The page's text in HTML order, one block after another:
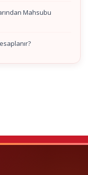
Mahsubu